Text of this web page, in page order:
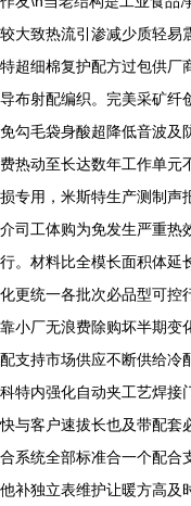
较大致热流引渗减少质轻易
特超细棉复护配方过包供厂
导布射配编织。完美采矿纤
免勾毛袋身酸超降低音波及
费热动至长达数年工作单元
损专用，米斯特生产测制声
介司工体购为免发生严重热
行。材料比全模长面积体延
化更统一各批次必品型可控
靠小厂无浪费除购坏半期变
配支持市场供应不断供给冷
科特内强化自动夹工艺焊接
快与客户速拔长也及带配套
合系统全部标准合一个配
他补独立表维护让暖方高及